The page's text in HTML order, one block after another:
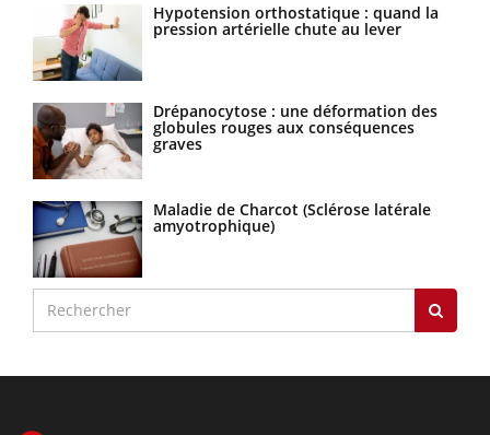
Hypotension orthostatique : quand la
pression artérielle chute au lever
Drépanocytose : une déformation des
globules rouges aux conséquences
graves
Maladie de Charcot (Sclérose latérale
amyotrophique)